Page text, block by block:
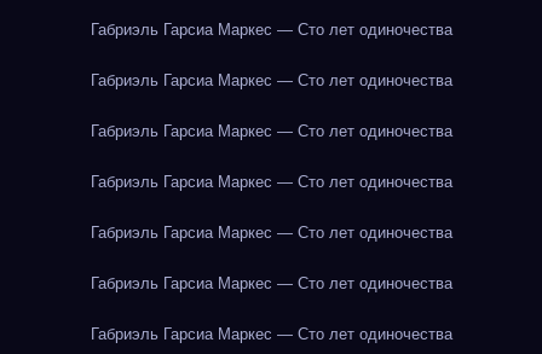
Габриэль Гарсиа Маркес — Сто лет одиночества
Габриэль Гарсиа Маркес — Сто лет одиночества
Габриэль Гарсиа Маркес — Сто лет одиночества
Габриэль Гарсиа Маркес — Сто лет одиночества
Габриэль Гарсиа Маркес — Сто лет одиночества
Габриэль Гарсиа Маркес — Сто лет одиночества
Габриэль Гарсиа Маркес — Сто лет одиночества